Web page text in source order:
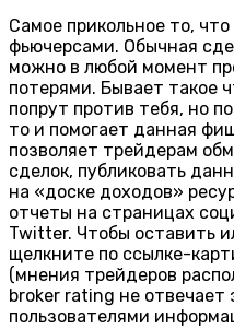
Самое прикольное то,
фьючерсами. Обычная
можно в любой момент
потерями. Бывает такое
попрут против тебя, но
то и помогает данная
позволяет трейдерам
сделок, публиковать
на «доске доходов»
отчеты на страницах
Twitter. Чтобы оставить
щелкните по ссылке-
(мнения трейдеров
broker rating не
пользователями